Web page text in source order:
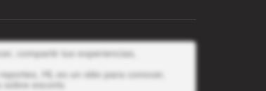
compartir tus experiencias,
HL es un sitio para conocer,
escorts